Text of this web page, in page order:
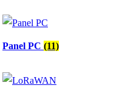
Panel PC (11)